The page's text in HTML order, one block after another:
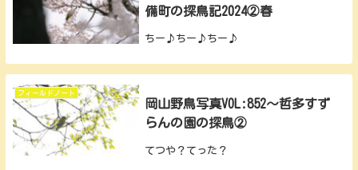
備町の探鳥記2024②春
ちー♪ちー♪ちー♪
フィールドノート
岡山野鳥写真VOL:852～哲多すず
らんの園の探鳥②
てつや？てった？